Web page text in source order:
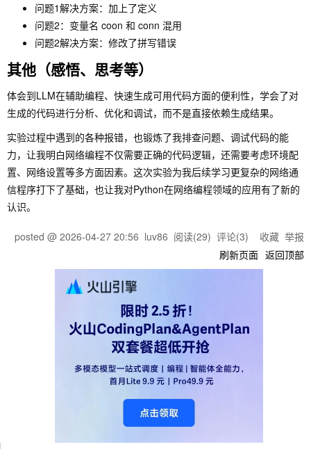
问题1解决方案：加上了定义
问题2：变量名 coon 和 conn 混用
问题2解决方案：修改了拼写错误
其他（感悟、思考等）
体会到LLM在辅助编程、快速生成可用代码方面的便利性，学会了对
生成的代码进行分析、优化和调试，而不是直接依赖生成结果。
实验过程中遇到的各种报错，也锻炼了我排查问题、调试代码的能
力，让我明白网络编程不仅需要正确的代码逻辑，还需要考虑环境配
置、网络设置等多方面因素。这次实验为我后续学习更复杂的网络通
信程序打下了基础，也让我对Python在网络编程领域的应用有了新的
认识。
posted @ 2026-04-27 20:56 luv86 阅读(29) 评论(3) 收藏 举报
刷新页面 返回顶部